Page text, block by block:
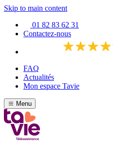
Skip to main content
01 82 83 62 31
Contactez-nous
FAQ
Actualités
Mon espace Tavie
Menu